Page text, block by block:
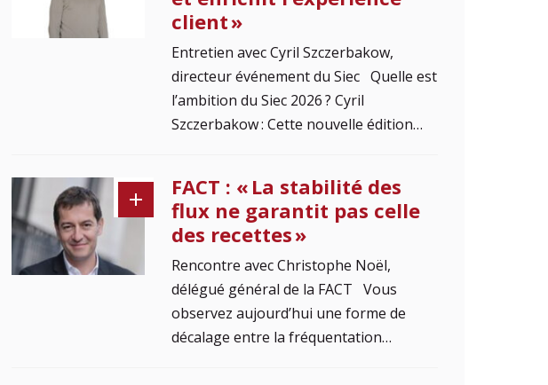
client »
Entretien avec Cyril Szczerbakow,
directeur événement du Siec Quelle est
l’ambition du Siec 2026 ? Cyril
Szczerbakow : Cette nouvelle édition…
FACT : « La stabilité des
flux ne garantit pas celle
des recettes »
Rencontre avec Christophe Noël,
délégué général de la FACT Vous
observez aujourd’hui une forme de
décalage entre la fréquentation…